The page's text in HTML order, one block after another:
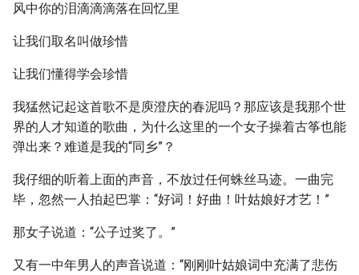
风中你的泪滴滴滴落在回忆里
让我们取名叫做珍惜
让我们懂得学会珍惜
我猛然记起这首歌不是庾澄庆的春泥吗？那应该是我那个世
界的人才知道的歌曲，为什么这里的一个女子操着古筝也能
弹出来？难道是我的“同乡”？
我仔细的听着上面的声音，不放过任何蛛丝马迹。一曲完
毕，忽然一人拍起巴掌：“好词！好曲！叶姑娘好才艺！”
那女子说道：“公子过奖了。”
又有一中年男人的声音说道：“刚刚叶姑娘词中充满了悲伤